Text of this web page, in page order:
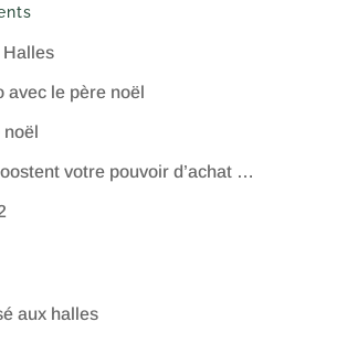
Halles
avec le père noël
noël
votre pouvoir d’achat …
aux halles